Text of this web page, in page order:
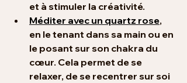
et à stimuler la créativité.
Méditer avec un quartz rose,
en le tenant dans sa main ou en
le posant sur son chakra du
cœur. Cela permet de se
relaxer, de se recentrer sur soi